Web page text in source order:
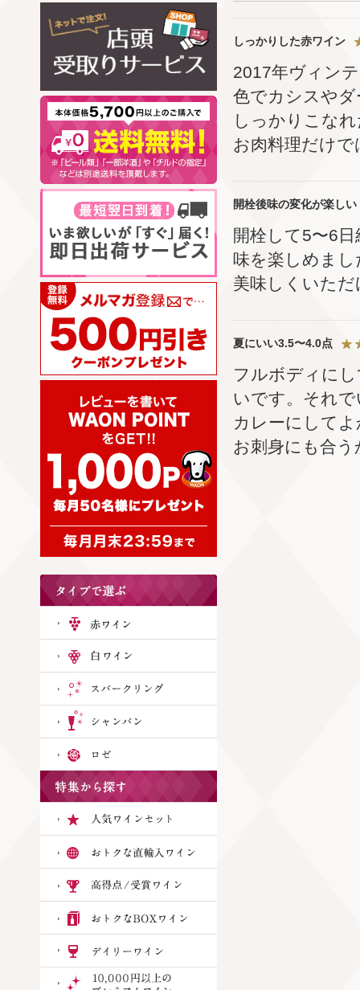
しっかりした赤ワイン
2017年ヴィン
色でカシスや
しっかりこな
お肉料理だけ
開栓後味の変化が楽しい
開栓して5〜6
味を楽しめま
美味しくいた
夏にいい3.5〜4.0点
フルボディに
いです。それ
カレーにして
お刺身にも合